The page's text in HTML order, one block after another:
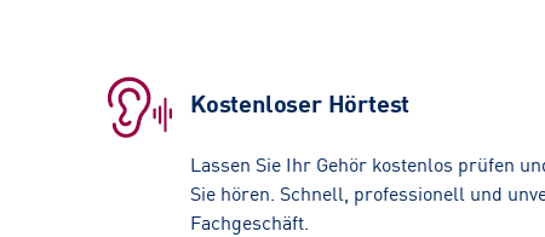
Kostenloser Hörtest
Lassen Sie Ihr Gehör kostenlos prüfen
Sie hören. Schnell, professionell und
Fachgeschäft.